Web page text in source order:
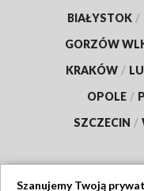
BIAŁYSTOK /
GORZÓW
KRAKÓW /
OPOLE /
SZCZECIN /
Szanujemy Twoją